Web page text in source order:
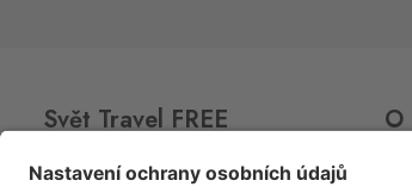
Petrovice
Bahratal
Svět Travel FREE
CLUBCARD
O